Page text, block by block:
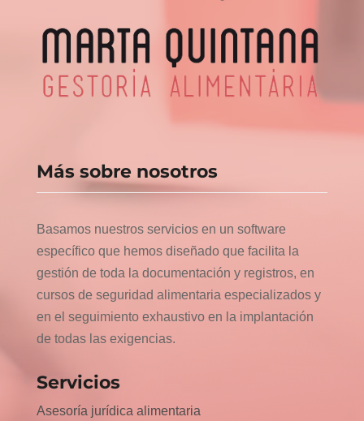
Más sobre nosotros
Basamos nuestros servicios en un software
específico que hemos diseñado que facilita la
gestión de toda la documentación y registros, en
cursos de seguridad alimentaria especializados y
en el seguimiento exhaustivo en la implantación
de todas las exigencias.
Servicios
Asesoría jurídica alimentaria